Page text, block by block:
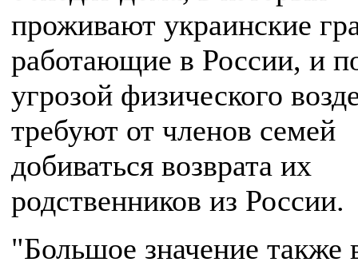
проживают украинские
работающие в России, и
угрозой физического
требуют от членов семей
добиваться возврата их
родственников из России.
"Большое значение также